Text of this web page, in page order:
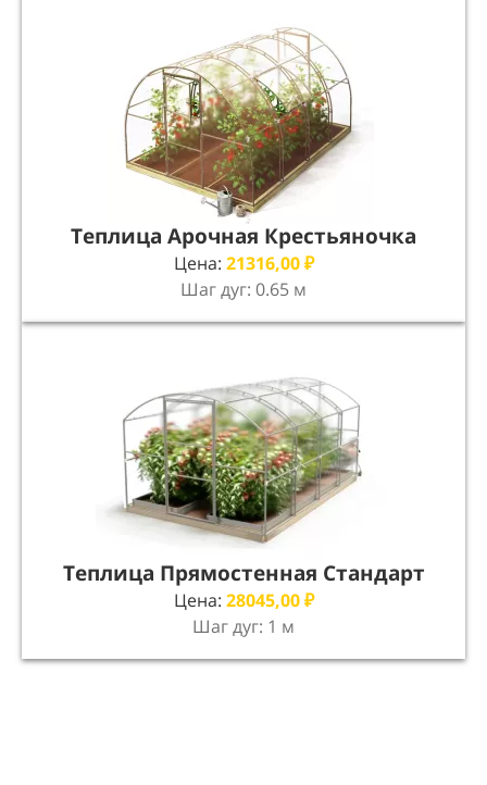
Теплица Арочная Крестьяночка
Цена: 21316,00 ₽
Шаг дуг: 0.65 м
Теплица Прямостенная Стандарт
Цена: 28045,00 ₽
Шаг дуг: 1 м